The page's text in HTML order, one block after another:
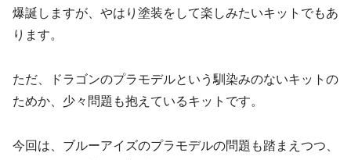
爆誕しますが、やはり塗装をして楽しみたいキットでもあ
ります。
ただ、ドラゴンのプラモデルという馴染みのないキットの
ためか、少々問題も抱えているキットです。
今回は、ブルーアイズのプラモデルの問題も踏まえつつ、